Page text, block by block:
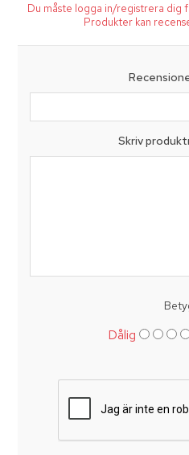
Du måste logga in/registrera dig
Produkter kan
Skriv
Dålig